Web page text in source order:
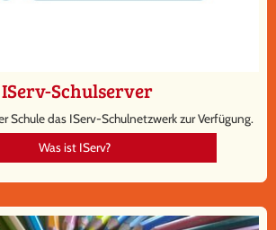
IServ-Schulserver
Schule das IServ-Schulnetzwerk zur Verfügung.
Was ist IServ?